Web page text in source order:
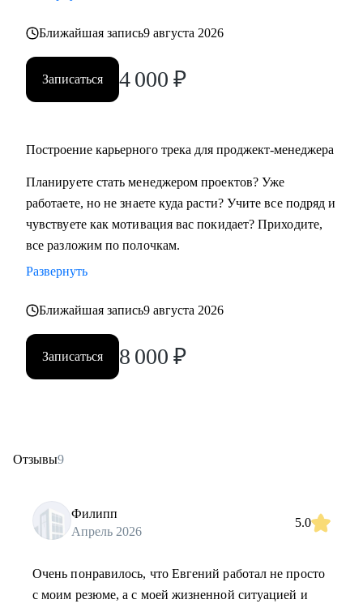
Ближайшая запись9 августа 2026
Записаться 4 000 ₽
Построение карьерного трека для проджект-менеджера
Планируете стать менеджером проектов? Уже
работаете, но не знаете куда расти? Учите все подряд и
чувствуете как мотивация вас покидает? Приходите,
все разложим по полочкам.
Развернуть
Ближайшая запись9 августа 2026
Записаться 8 000 ₽
Отзывы9
Филипп
Апрель 2026
5.0
Очень понравилось, что Евгений работал не просто
с моим резюме, а с моей жизненной ситуацией и